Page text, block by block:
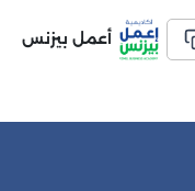
أعمل بيزنس